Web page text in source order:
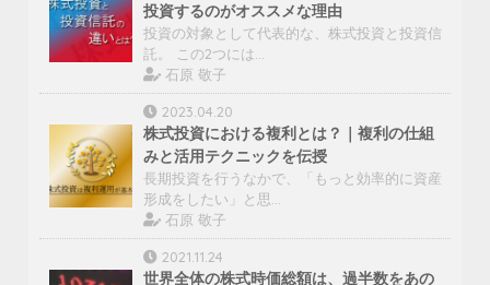
投資するのがオススメな理由
投資の対象として代表的な、株式投資と投資信
託。 この2つには…
石原 敬子
2023.04.20
株式投資における複利とは？｜複利の仕組
みと活用テクニックを伝授
長期投資を行うなかで、「もっと効率的に資産
形成をしたい」と思…
石原 敬子
2021.11.24
世界全体の株式時価総額は、過半数をあの